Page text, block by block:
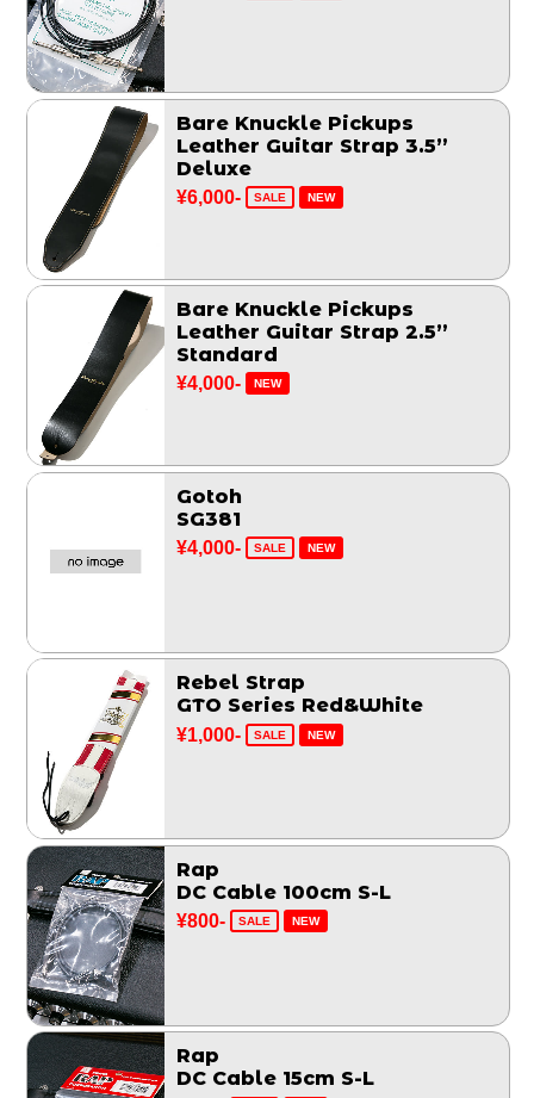
Bare Knuckle Pickups
Leather Guitar Strap 3.5”
Deluxe
¥6,000- SALE NEW
Bare Knuckle Pickups
Leather Guitar Strap 2.5”
Standard
¥4,000- NEW
Gotoh
SG381
¥4,000- SALE NEW
Rebel Strap
GTO Series Red&White
¥1,000- SALE NEW
Rap
DC Cable 100cm S-L
¥800- SALE NEW
Rap
DC Cable 15cm S-L